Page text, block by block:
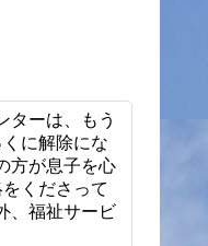
ターは、もう
に解除にな
方が息子を心
くださって
、福祉サービ